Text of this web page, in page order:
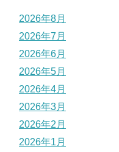
2026年8月
2026年7月
2026年6月
2026年5月
2026年4月
2026年3月
2026年2月
2026年1月